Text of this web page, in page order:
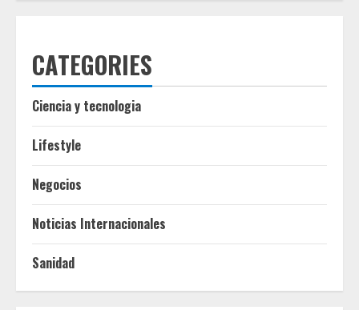
CATEGORIES
Ciencia y tecnologia
Lifestyle
Negocios
Noticias Internacionales
Sanidad